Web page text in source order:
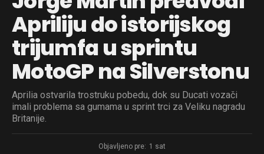
Apriliju do istorijskog
trijumfa u sprintu
MotoGP na Silverstonu
Aprilia ostvarila trostruku pobedu, dok su Ducati vozači
imali problema sa gumama u sprint trci za Veliku nagradu
Britanije.
Objavljeno pre: 1 sat